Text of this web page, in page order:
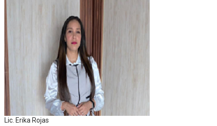
Lic. Erika Rojas